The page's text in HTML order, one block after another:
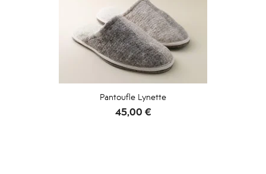
Pantoufle Lynette
Prix
45,00 €